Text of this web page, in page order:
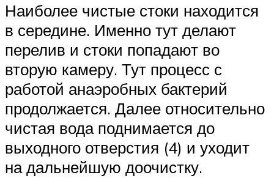
Наиболее чистые стоки находится
в середине. Именно тут делают
перелив и стоки попадают во
вторую камеру. Тут процесс с
работой анаэробных бактерий
продолжается. Далее относительно
чистая вода поднимается до
выходного отверстия (4) и уходит
на дальнейшую доочистку.